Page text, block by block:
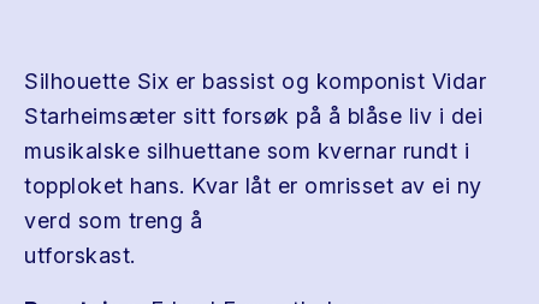
Silhouette Six er bassist og komponist Vidar
Starheimsæter sitt forsøk på å blåse liv i dei
musikalske silhuettane som kvernar rundt i
topploket hans. Kvar låt er omrisset av ei ny
verd som treng å
utforskast.